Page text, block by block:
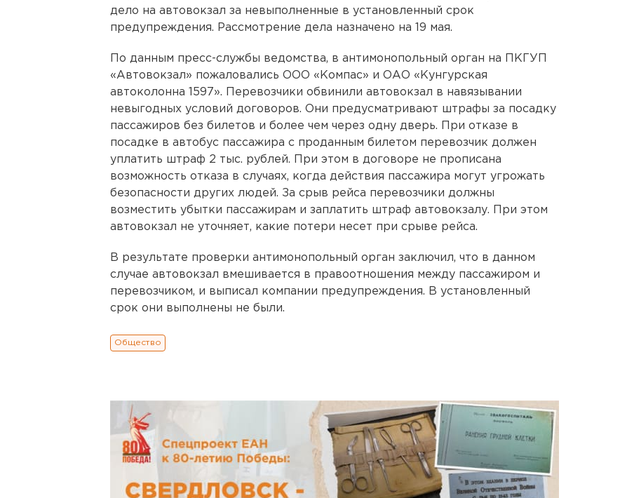
дело на автовокзал за невыполненные в установленный срок
предупреждения. Рассмотрение дела назначено на 19 мая.
По данным пресс-службы ведомства, в антимонопольный орган на ПКГУП
«Автовокзал» пожаловались ООО «Компас» и ОАО «Кунгурская
автоколонна 1597». Перевозчики обвинили автовокзал в навязывании
невыгодных условий договоров. Они предусматривают штрафы за посадку
пассажиров без билетов и более чем через одну дверь. При отказе в
посадке в автобус пассажира с проданным билетом перевозчик должен
уплатить штраф 2 тыс. рублей. При этом в договоре не прописана
возможность отказа в случаях, когда действия пассажира могут угрожать
безопасности других людей. За срыв рейса перевозчики должны
возместить убытки пассажирам и заплатить штраф автовокзалу. При этом
автовокзал не уточняет, какие потери несет при срыве рейса.
В результате проверки антимонопольный орган заключил, что в данном
случае автовокзал вмешивается в правоотношения между пассажиром и
перевозчиком, и выписал компании предупреждения. В установленный
срок они выполнены не были.
Общество